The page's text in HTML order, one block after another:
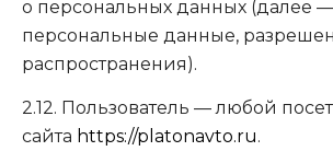
о персональных данных (далее —
персональные данные,
распространения).
2.12. Пользователь — любой
сайта https://platonavto.ru.